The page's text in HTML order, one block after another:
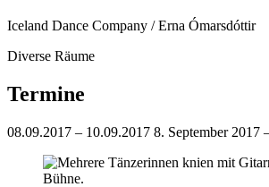
Iceland Dance Company / Erna Ómarsdóttir
Diverse Räume
Termine
08.09.2017 – 10.09.2017 8. September 2017